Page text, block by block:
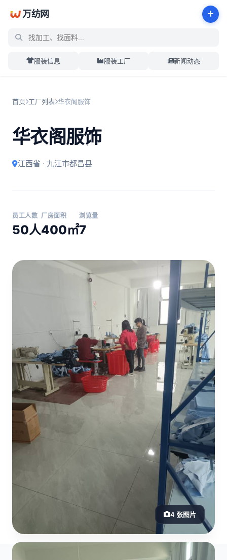
万纺网
服装信息 服装工厂 新闻动态
首页 工厂列表 华衣阁服饰
华衣阁服饰
江西省 · 九江市都昌县
员工人数
50人
厂房面积
400㎡
浏览量
7
4 张图片